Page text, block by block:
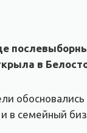
в
обосновались
в семейный